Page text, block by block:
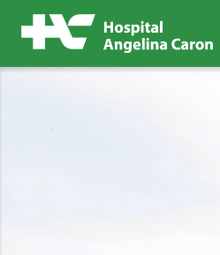
Buscar no site